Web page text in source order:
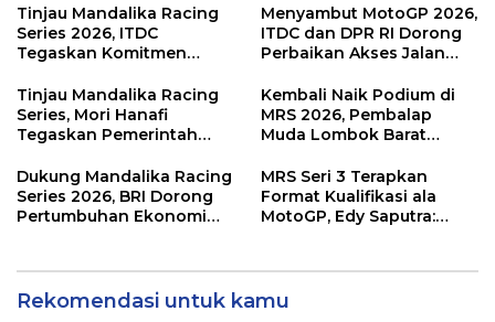
Sirkuit, Bukan Jalan Raya
Kemenangan
Tinjau Mandalika Racing
Series 2026, ITDC
Tegaskan Komitmen
Dampak Ekonomi
Kawasan
Menyambut MotoGP 2026,
ITDC dan DPR RI Dorong
Perbaikan Akses Jalan
di KEK Mandalika
Tinjau Mandalika Racing
Series, Mori Hanafi
Tegaskan Pemerintah
NTB
Kembali Naik Podium di
MRS 2026, Pembalap
Muda Lombok Barat
Menuju Tingkat Asia
Dukung Mandalika Racing
Series 2026, BRI Dorong
Pertumbuhan Ekonomi
MRS Seri 3 Terapkan
Format Kualifikasi ala
MotoGP, Edy Saputra:
Rekomendasi untuk kamu